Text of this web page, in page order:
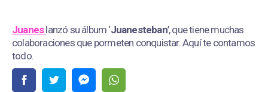
Juaneslanzó su álbum ‘Juanesteban’, que tiene muchas
colaboraciones que pormeten conquistar. Aquí te contamos
todo.